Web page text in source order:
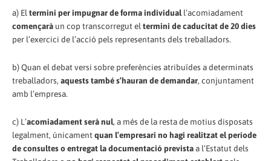
a) El termini per impugnar de forma individual l’acomiadament
començarà un cop transcorregut el termini de caducitat de 20 dies
per l’exercici de l’acció pels representants dels treballadors.
b) Quan el debat versi sobre preferències atribuïdes a determinats
treballadors, aquests també s’hauran de demandar, conjuntament
amb l’empresa.
c) L’acomiadament serà nul, a més de la resta de motius disposats
legalment, únicament quan l’empresari no hagi realitzat el període
de consultes o entregat la documentació previstaa l’Estatut dels